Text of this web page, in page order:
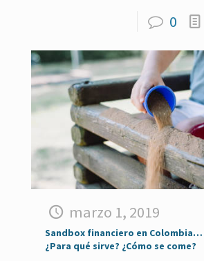
0
marzo 1, 2019
Sandbox financiero en Colombia…
¿Para qué sirve? ¿Cómo se come?